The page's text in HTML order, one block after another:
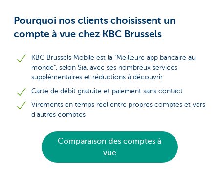
Pourquoi nos clients choisissent un
compte à vue chez KBC Brussels
KBC Brussels Mobile est la "Meilleure app bancaire au
monde", selon Sia, avec ses nombreux services
supplémentaires et réductions à découvrir
Carte de débit gratuite et paiement sans contact
Virements en temps réel entre propres comptes et vers
d'autres comptes
Comparaison des comptes à
vue